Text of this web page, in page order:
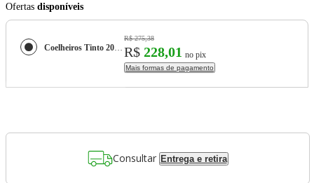
Ofertas disponíveis
Coelheiros Tinto 2023 (Tapada de Coelheiros) 750ml
R$ 275,38
R$ 228,01 no pix
Mais formas de pagamento
Consultar Entrega e retira